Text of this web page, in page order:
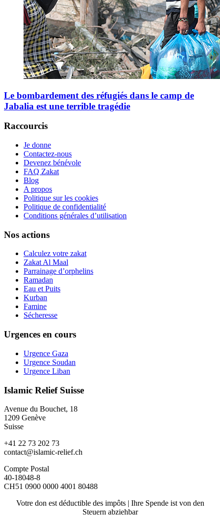
Le bombardement des réfugiés dans le camp de
Jabalia est une terrible tragédie
Raccourcis
Je donne
Contactez-nous
Devenez bénévole
FAQ Zakat
Blog
A propos
Politique sur les cookies
Politique de confidentialité
Conditions générales d’utilisation
Nos actions
Calculez votre zakat
Zakat Al Maal
Parrainage d’orphelins
Ramadan
Eau et Puits
Kurban
Famine
Sécheresse
Urgences en cours
Urgence Gaza
Urgence Soudan
Urgence Liban
Islamic Relief Suisse
Avenue du Bouchet, 18
1209 Genève
Suisse
+41 22 73 202 73
contact@islamic-relief.ch
Compte Postal
40-18048-8
CH51 0900 0000 4001 80488
Votre don est déductible des impôts | Ihre Spende ist von den
Steuern abziehbar